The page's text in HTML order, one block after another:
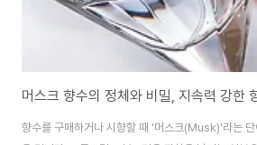
머스크 향수의 정체와 비밀, 지속력 강한
향수를 구매하거나 시향할 때 '머스크(Musk)'라는 단